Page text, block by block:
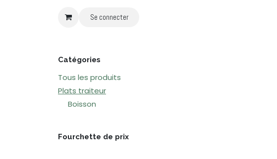
Se connecter
Catégories
Tous les produits
Plats traiteur
Boisson
Fourchette de prix